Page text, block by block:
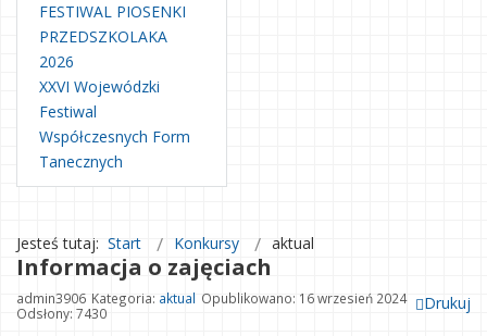
FESTIWAL PIOSENKI
PRZEDSZKOLAKA
2026
XXVI Wojewódzki
Festiwal
Współczesnych Form
Tanecznych
Jesteś tutaj: Start Konkursy aktual
Informacja o zajęciach
Drukuj
admin3906 Kategoria: aktual Opublikowano: 16 wrzesień 2024
Odsłony: 7430